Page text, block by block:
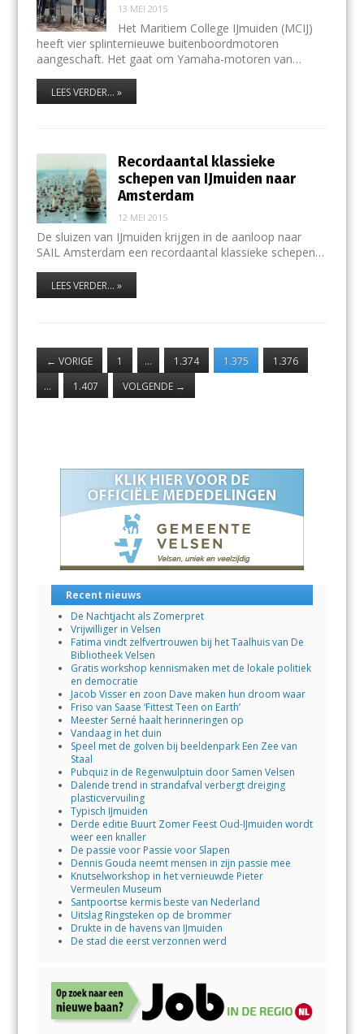
13 MEI 2015
Het Maritiem College IJmuiden (MCIJ)
heeft vier splinternieuwe buitenboordmotoren
aangeschaft. Het gaat om Yamaha-motoren van…
LEES VERDER... »
Recordaantal klassieke
schepen van IJmuiden naar
Amsterdam
12 MEI 2015
De sluizen van IJmuiden krijgen in de aanloop naar
SAIL Amsterdam een recordaantal klassieke schepen…
LEES VERDER... »
← VORIGE 1 … 1.374 1.375
1.376
…
1.407 VOLGENDE →
Recent nieuws
De Nachtjacht als Zomerpret
Vrijwilliger in Velsen
Fatima vindt zelfvertrouwen bij het Taalhuis van De
Bibliotheek Velsen
Gratis workshop kennismaken met de lokale politiek
en democratie
Jacob Visser en zoon Dave maken hun droom waar
Friso van Saase ‘Fittest Teen on Earth’
Meester Serné haalt herinneringen op
Vandaag in het duin
Speel met de golven bij beeldenpark Een Zee van
Staal
Pubquiz in de Regenwulptuin door Samen Velsen
Dalende trend in strandafval verbergt dreiging
plasticvervuiling
Typisch IJmuiden
Derde editie Buurt Zomer Feest Oud-IJmuiden wordt
weer een knaller
De passie voor Passie voor Slapen
Dennis Gouda neemt mensen in zijn passie mee
Knutselworkshop in het vernieuwde Pieter
Vermeulen Museum
Santpoortse kermis beste van Nederland
Uitslag Ringsteken op de brommer
Drukte in de havens van IJmuiden
De stad die eerst verzonnen werd